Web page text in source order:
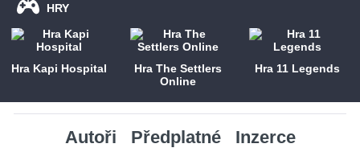
HRY
Hra Kapi Hospital
Hra The Settlers
Online
Hra 11 Legends
Autoři Předplatné Inzerce